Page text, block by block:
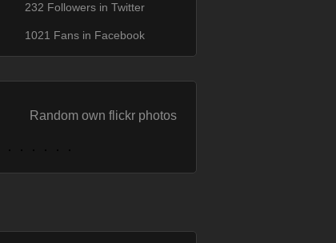
232 Followers in Twitter
1021 Fans in Facebook
Random own flickr photos